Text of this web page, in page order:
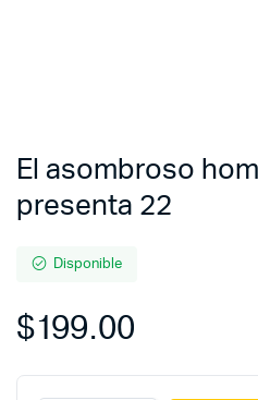
El asombroso
presenta 22
Disponible
$199.00